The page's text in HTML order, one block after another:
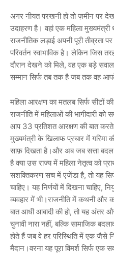
अगर नीयत परखनी हो तो ज़मीन पर
उदाहरण है। वहां एक महिला मुख्यमंत्री
राजनीतिक लड़ाई अपनी पूरी तीव्रता
परिवर्तन स्वाभाविक है। लेकिन जिस
दौरान देखने को मिले, वह एक बड़े
सम्मान सिर्फ तब तक है जब तक वह
महिला आरक्षण का मतलब सिर्फ सीटों
राजनीति में महिलाओं की भागीदारी
आप 33 प्रतिशत आरक्षण की बात
मुख्यमंत्री के खिलाफ प्रचार में गरिमा
साफ़ दिखता है।और अब जब सत्ता
है क्या उस राज्य में महिला नेतृत्व को
सशक्तिकरण सच में एजेंडा है, तो यह
चाहिए। यह निर्णयों में दिखना चाहिए,
व्यवहार में भी।राजनीति में कथनी
बात आधी आबादी की हो, तो यह अंतर
चुनावी नारा नहीं, बल्कि सामाजिक
होते हैं जब वे हर परिस्थिति में एक जैसे
मैदान।वरना यह पूरा विमर्श सिर्फ एक